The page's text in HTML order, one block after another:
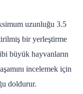
uzunluğu 3.5
bir yerleştirme
büyük hayvanların
incelemek için
doldurur.